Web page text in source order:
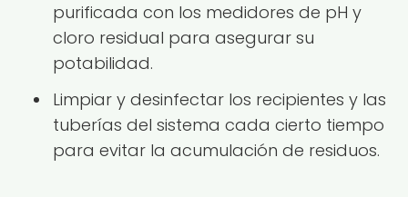
purificada con los medidores de pH y
cloro residual para asegurar su
potabilidad.
Limpiar y desinfectar los recipientes y las
tuberías del sistema cada cierto tiempo
para evitar la acumulación de residuos.